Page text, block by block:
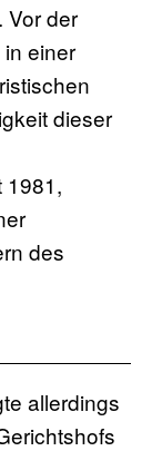
. Vor der
einer
dieser
1981,
des
allerdings